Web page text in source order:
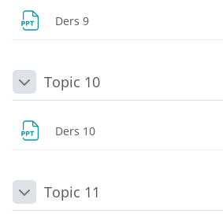
Ders 9
DaraltTopic 10
Ders 10
DaraltTopic 11